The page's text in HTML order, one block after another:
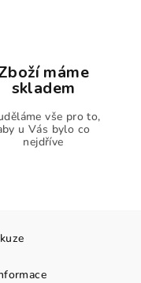
máme
skladem
vše pro to,
u Vás bylo co
nejdříve